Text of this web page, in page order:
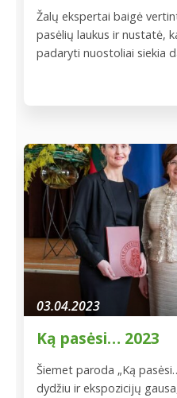
Žalų ekspertai baigė
pasėlių laukus ir nustatė,
padaryti nuostoliai siekia
fondo „Vereinigte
spaudai.
03.04.2023
Ką pasėsi… 2023
Šiemet paroda „Ką
dydžiu ir ekspozicijų